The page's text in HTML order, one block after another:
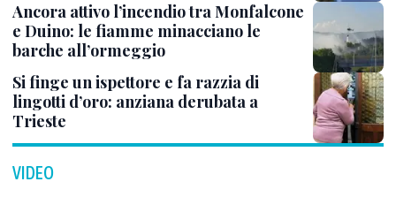
Ancora attivo l’incendio tra Monfalcone
e Duino: le fiamme minacciano le
barche all’ormeggio
Si finge un ispettore e fa razzia di
lingotti d’oro: anziana derubata a
Trieste
VIDEO